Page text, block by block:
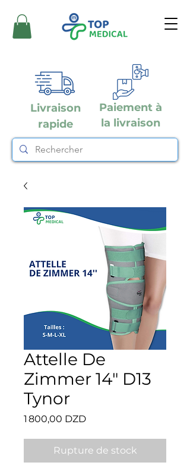
Livraison
rapide
Paiement à
la livraison
Attelle De
Zimmer 14" D13
Tynor
1 800,00 DZDPrix
Rupture de stock